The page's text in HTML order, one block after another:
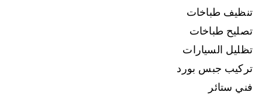
تنظيف طباخات
تصليح طباخات
تظليل السيارات
تركيب جبس بورد
فني ستائر